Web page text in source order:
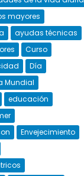
mayores
ayudas técnicas
Curso
Día
Mundial
educación
Envejecimiento